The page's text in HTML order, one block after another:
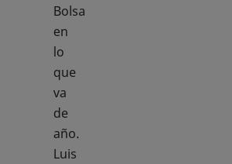
Bolsa
en
lo
que
va
de
año.
Luis